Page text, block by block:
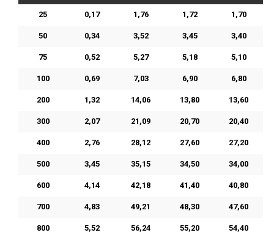
25 0,17 1,76 1,72 1,70
50 0,34 3,52 3,45 3,40
75 0,52 5,27 5,18 5,10
100 0,69 7,03 6,90 6,80
200 1,32 14,06 13,80 13,60
300 2,07 21,09 20,70 20,40
400 2,76 28,12 27,60 27,20
500 3,45 35,15 34,50 34,00
600 4,14 42,18 41,40 40,80
700 4,83 49,21 48,30 47,60
800 5,52 56,24 55,20 54,40